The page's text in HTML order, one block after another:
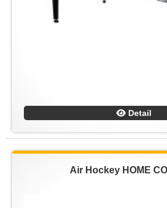
Detail
Air Hockey HOME